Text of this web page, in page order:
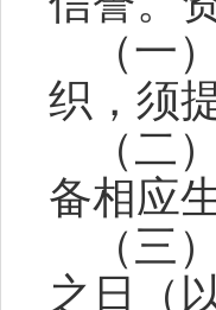
（一
织，须
（二
备相应
（三
之日（